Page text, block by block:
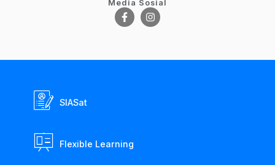
Media Sosial
SIASat
Flexible Learning